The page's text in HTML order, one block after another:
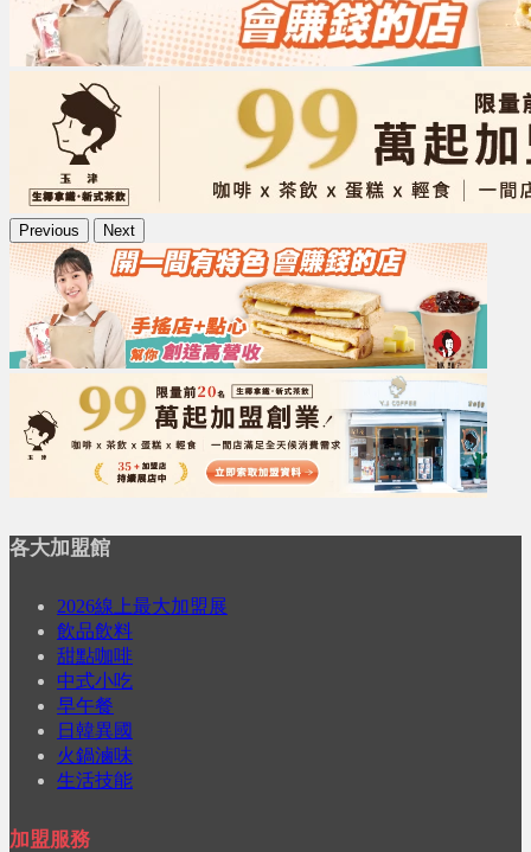
Previous Next
各大加盟館
2026線上最大加盟展
飲品飲料
甜點咖啡
中式小吃
早午餐
日韓異國
火鍋滷味
生活技能
加盟服務